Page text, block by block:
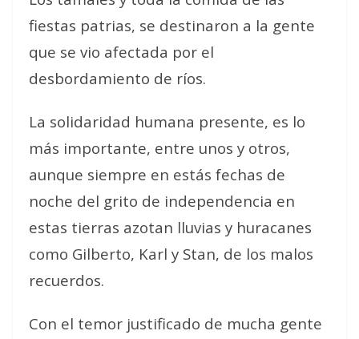
fiestas patrias, se destinaron a la gente
que se vio afectada por el
desbordamiento de ríos.
La solidaridad humana presente, es lo
más importante, entre unos y otros,
aunque siempre en estás fechas de
noche del grito de independencia en
estas tierras azotan lluvias y huracanes
como Gilberto, Karl y Stan, de los malos
recuerdos.
Con el temor justificado de mucha gente